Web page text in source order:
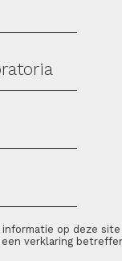
informatie op deze
een verklaring